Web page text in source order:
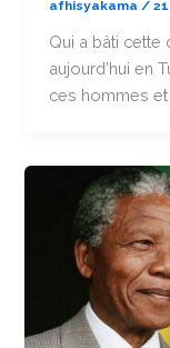
afhisyakama /
Qui a bâti cette
aujourd’hui en
ces hommes et